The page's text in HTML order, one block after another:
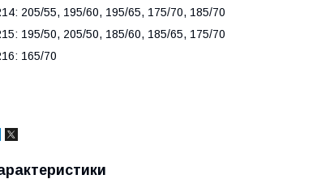
205/55, 195/60, 195/65, 175/70, 185/70
195/50, 205/50, 185/60, 185/65, 175/70
165/70